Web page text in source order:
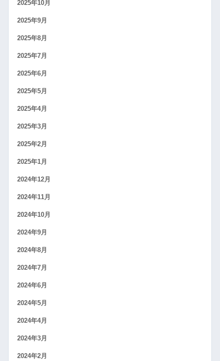
2025年10月
2025年9月
2025年8月
2025年7月
2025年6月
2025年5月
2025年4月
2025年3月
2025年2月
2025年1月
2024年12月
2024年11月
2024年10月
2024年9月
2024年8月
2024年7月
2024年6月
2024年5月
2024年4月
2024年3月
2024年2月